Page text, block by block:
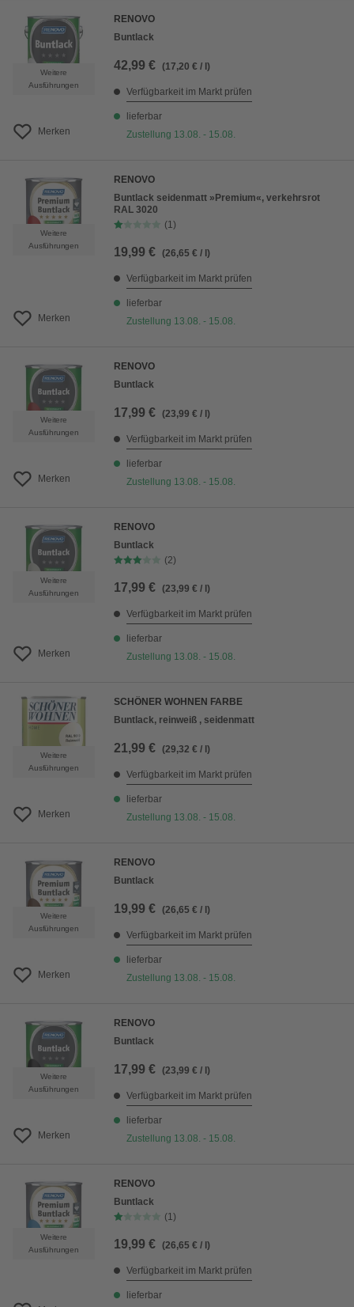
Weitere
Ausführungen
Merken
RENOVO
Buntlack
42,99 € (17,20 € / l)
Verfügbarkeit im Markt prüfen
lieferbar
Zustellung 13.08. - 15.08.
Weitere
Ausführungen
Merken
RENOVO
Buntlack seidenmatt »Premium«, verkehrsrot
RAL 3020
(1)
19,99 € (26,65 € / l)
Verfügbarkeit im Markt prüfen
lieferbar
Zustellung 13.08. - 15.08.
Weitere
Ausführungen
Merken
RENOVO
Buntlack
17,99 € (23,99 € / l)
Verfügbarkeit im Markt prüfen
lieferbar
Zustellung 13.08. - 15.08.
Weitere
Ausführungen
Merken
RENOVO
Buntlack
(2)
17,99 € (23,99 € / l)
Verfügbarkeit im Markt prüfen
lieferbar
Zustellung 13.08. - 15.08.
Weitere
Ausführungen
Merken
SCHÖNER WOHNEN FARBE
Buntlack, reinweiß , seidenmatt
21,99 € (29,32 € / l)
Verfügbarkeit im Markt prüfen
lieferbar
Zustellung 13.08. - 15.08.
Weitere
Ausführungen
Merken
RENOVO
Buntlack
19,99 € (26,65 € / l)
Verfügbarkeit im Markt prüfen
lieferbar
Zustellung 13.08. - 15.08.
Weitere
Ausführungen
Merken
RENOVO
Buntlack
17,99 € (23,99 € / l)
Verfügbarkeit im Markt prüfen
lieferbar
Zustellung 13.08. - 15.08.
Weitere
Ausführungen
RENOVO
Buntlack
(1)
19,99 € (26,65 € / l)
Verfügbarkeit im Markt prüfen
lieferbar